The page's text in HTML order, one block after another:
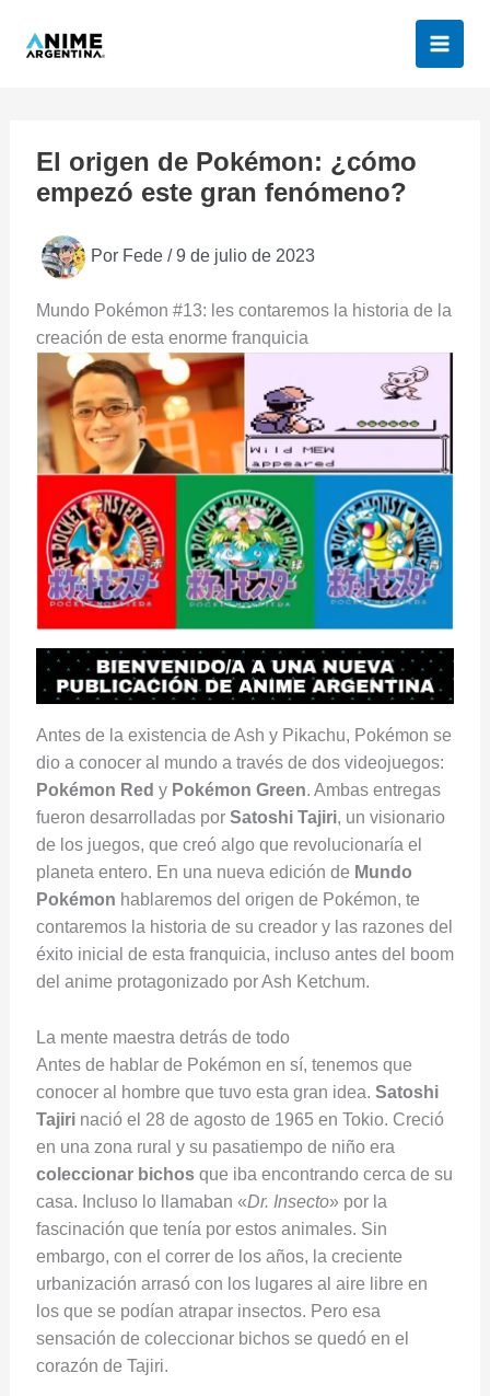
El origen de Pokémon: ¿cómo
empezó este gran fenómeno?
Por Fede /9 de julio de 2023
Mundo Pokémon #13: les contaremos la historia de la
creación de esta enorme franquicia
Antes de la existencia de Ash y Pikachu, Pokémon se
dio a conocer al mundo a través de dos videojuegos:
Pokémon Red y Pokémon Green. Ambas entregas
fueron desarrolladas por Satoshi Tajiri, un visionario
de los juegos, que creó algo que revolucionaría el
planeta entero. En una nueva edición de Mundo
Pokémon hablaremos del origen de Pokémon, te
contaremos la historia de su creador y las razones del
éxito inicial de esta franquicia, incluso antes del boom
del anime protagonizado por Ash Ketchum.
La mente maestra detrás de todo
Antes de hablar de Pokémon en sí, tenemos que
conocer al hombre que tuvo esta gran idea. Satoshi
Tajirinació el 28 de agosto de 1965 en Tokio. Creció
en una zona rural y su pasatiempo de niño era
coleccionar bichosque iba encontrando cerca de su
casa. Incluso lo llamaban «Dr. Insecto» por la
fascinación que tenía por estos animales. Sin
embargo, con el correr de los años, la creciente
urbanización arrasó con los lugares al aire libre en
los que se podían atrapar insectos. Pero esa
sensación de coleccionar bichos se quedó en el
corazón de Tajiri.